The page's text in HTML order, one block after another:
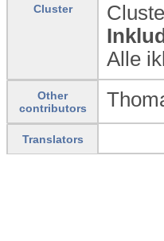
Cluster
Alle
Other
contributors
Translators